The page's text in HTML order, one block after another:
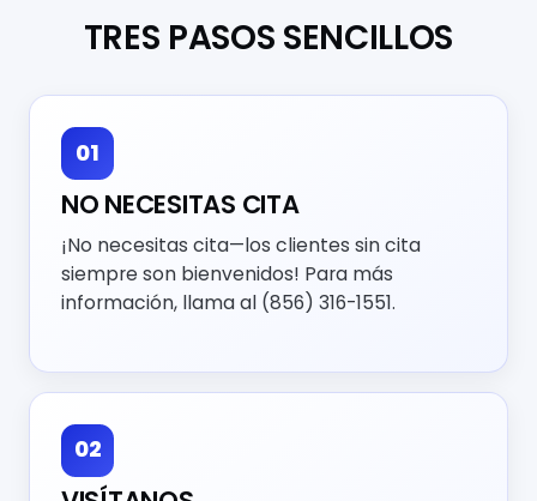
TRES PASOS SENCILLOS
01
NO NECESITAS CITA
¡No necesitas cita—los clientes sin cita
siempre son bienvenidos! Para más
información, llama al (856) 316-1551.
02